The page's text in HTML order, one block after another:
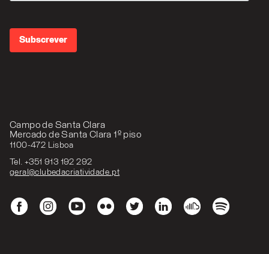
Campo de Santa Clara
Mercado de Santa Clara 1º piso
1100-472 Lisboa
Tel. +351 913 192 292
geral@clubedacriatividade.pt